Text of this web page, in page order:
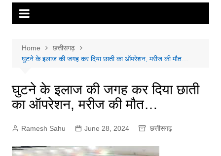
Home
छत्तीसगढ़
घुटने के इलाज की जगह कर दिया छाती का ऑपरेशन, मरीज की मौत…
घुटने के इलाज की जगह कर दिया छाती
का ऑपरेशन, मरीज की मौत…
Ramesh Sahu June 28, 2024 छत्तीसगढ़